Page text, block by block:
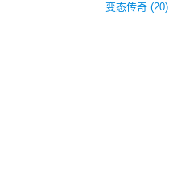
变态传奇 (20)